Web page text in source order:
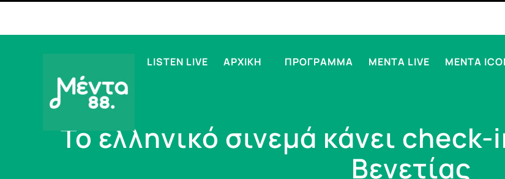
LISTEN LIVE ΑΡΧΙΚΗ ΠΡΟΓΡΑΜΜΑ MENTA LIVE MENTA
Το ελληνικό σινεμά κάνει
Βενετίας